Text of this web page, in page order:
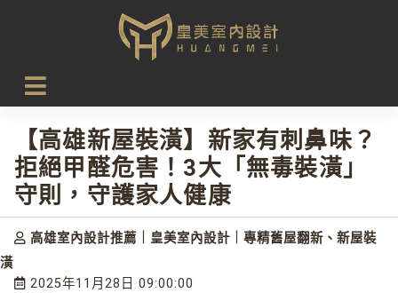
首頁
設計新知
【高雄新屋裝潢】新家有刺鼻味？拒絕甲醛危害！3大「無毒
裝潢」守則，守護家人健康
【高雄新屋裝潢】新家有刺鼻味？
拒絕甲醛危害！3大「無毒裝潢」
守則，守護家人健康
高雄室內設計推薦｜皇美室內設計｜專精舊屋翻新、新屋裝
潢
2025年11月28日 09:00:00